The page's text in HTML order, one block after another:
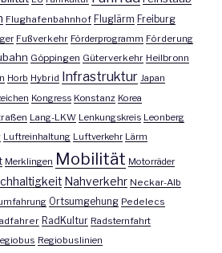
Flughafenbahnhof Fluglärm Freiburg
Fußverkehr Förderprogramm Förderung
Göppingen Güterverkehr Heilbronn
Horb Hybrid Infrastruktur Japan
Kongress Konstanz Korea
Lang-LKW Lenkungskreis Leonberg
Luftreinhaltung Luftverkehr Lärm
Merklingen Mobilität Motorräder
Nahverkehr Neckar-Alb
Ortsumgehung Pedelecs
RadKultur Radsternfahrt
Regiobuslinien